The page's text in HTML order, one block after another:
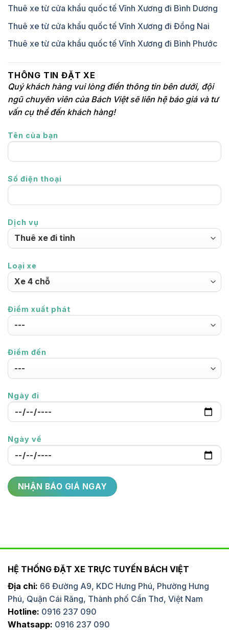
Thuê xe từ cửa khẩu quốc tế Vĩnh Xương đi Bình Dương
Thuê xe từ cửa khẩu quốc tế Vĩnh Xương đi Đồng Nai
Thuê xe từ cửa khẩu quốc tế Vĩnh Xương đi Bình Phước
THÔNG TIN ĐẶT XE
Quý khách hàng vui lòng điền thông tin bên dưới, đội
ngũ chuyên viên của Bách Việt sẽ liên hệ báo giá và tư
vấn cụ thể đến khách hàng!
Tên của bạn
Số điện thoại
Dịch vụ
Loại xe
Điểm xuất phát
Điểm đến
Ngày đi
Ngày về
HỆ THỐNG ĐẶT XE TRỰC TUYẾN BÁCH VIỆT
Địa chỉ: 66 Đường A9, KDC Hưng Phú, Phường Hưng
Phú, Quận Cái Răng, Thành phố Cần Thơ, Việt Nam
Hotline: 0916 237 090
Whatsapp: 0916 237 090